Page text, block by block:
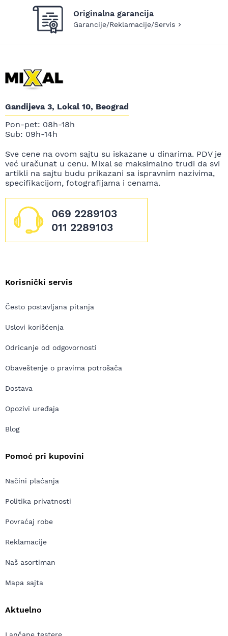
Originalna garancija
Garancije/Reklamacije/Servis
Gandijeva 3, Lokal 10, Beograd
Pon-pet: 08h-18h
Sub: 09h-14h
Sve cene na ovom sajtu su iskazane u dinarima. PDV je
već uračunat u cenu. Mixal se maksimalno trudi da svi
artikli na sajtu budu prikazani sa ispravnim nazivima,
specifikacijom, fotografijama i cenama.
069 2289103
011 2289103
Korisnički servis
Često postavljana pitanja
Uslovi korišćenja
Odricanje od odgovornosti
Obaveštenje o pravima potrošača
Dostava
Opozivi uređaja
Blog
Pomoć pri kupovini
Načini plaćanja
Politika privatnosti
Povraćaj robe
Reklamacije
Naš asortiman
Mapa sajta
Aktuelno